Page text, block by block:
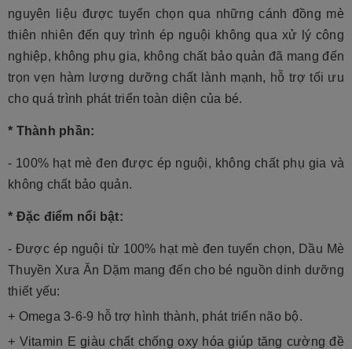
nguyên liệu được tuyển chọn qua những cánh đồng mè
thiên nhiên đến quy trình ép nguội không qua xử lý công
nghiệp, không phụ gia, không chất bảo quản đã mang đến
trọn vẹn hàm lượng dưỡng chất lành mạnh, hỗ trợ tối ưu
cho quá trình phát triển toàn diện của bé.
* Thành phần:
- 100% hạt mè đen được ép nguội, không chất phụ gia và
không chất bảo quản.
* Đặc điểm nổi bật:
- Được ép nguội từ 100% hạt mè đen tuyển chọn, Dầu Mè
Thuyền Xưa Ăn Dặm mang đến cho bé nguồn dinh dưỡng
thiết yếu:
+ Omega 3-6-9 hỗ trợ hình thành, phát triển não bộ.
+ Vitamin E giàu chất chống oxy hóa giúp tăng cường đề